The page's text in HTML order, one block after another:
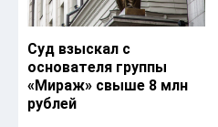
Суд взыскал с
основателя группы
«Мираж» свыше 8 млн
рублей